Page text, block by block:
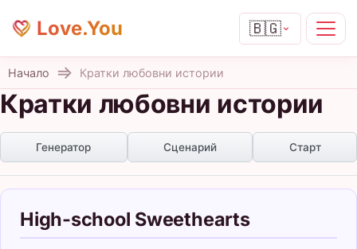
Love.You 🇧🇬
Начало Кратки любовни истории
Кратки любовни истории
Генератор Сценарий Старт
High-school Sweethearts